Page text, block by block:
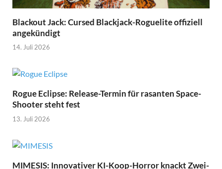
Blackout Jack: Cursed Blackjack-Roguelite offiziell
angekündigt
14. Juli 2026
Rogue Eclipse: Release-Termin für rasanten Space-
Shooter steht fest
13. Juli 2026
MIMESIS: Innovativer KI-Koop-Horror knackt Zwei-